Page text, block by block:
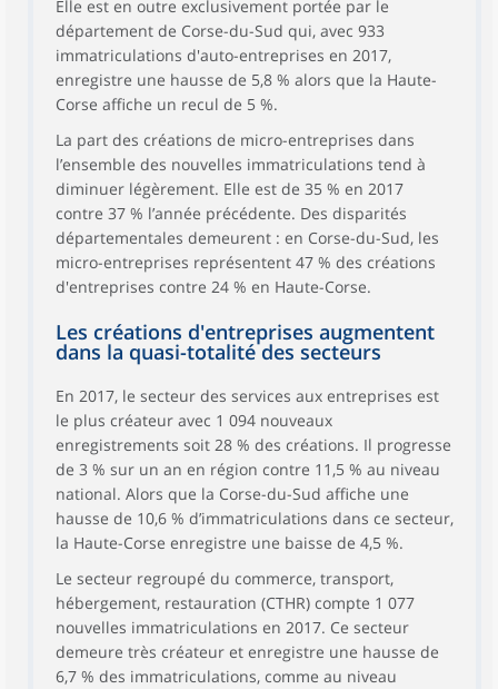
Elle est en outre exclusivement portée par le
département de Corse-du-Sud qui, avec 933
immatriculations d'auto-entreprises en 2017,
enregistre une hausse de 5,8 % alors que la Haute-
Corse affiche un recul de 5 %.
La part des créations de micro-entreprises dans
l’ensemble des nouvelles immatriculations tend à
diminuer légèrement. Elle est de 35 % en 2017
contre 37 % l’année précédente. Des disparités
départementales demeurent : en Corse-du-Sud, les
micro-entreprises représentent 47 % des créations
d'entreprises contre 24 % en Haute-Corse.
Les créations d'entreprises augmentent
dans la quasi-totalité des secteurs
En 2017, le secteur des services aux entreprises est
le plus créateur avec 1 094 nouveaux
enregistrements soit 28 % des créations. Il progresse
de 3 % sur un an en région contre 11,5 % au niveau
national. Alors que la Corse-du-Sud affiche une
hausse de 10,6 % d’immatriculations dans ce secteur,
la Haute-Corse enregistre une baisse de 4,5 %.
Le secteur regroupé du commerce, transport,
hébergement, restauration (CTHR) compte 1 077
nouvelles immatriculations en 2017. Ce secteur
demeure très créateur et enregistre une hausse de
6,7 % des immatriculations, comme au niveau